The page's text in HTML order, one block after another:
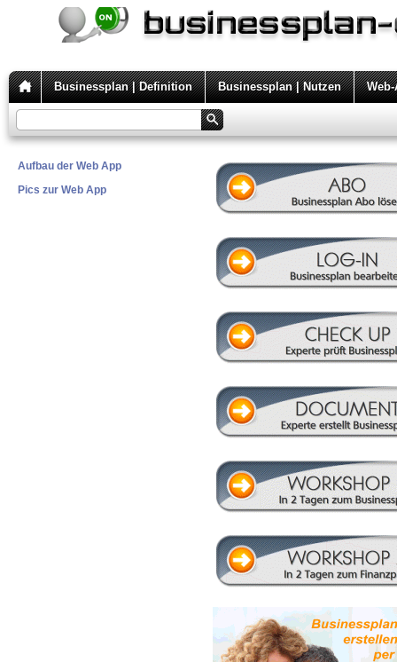
Businessplan | Definition Businessplan | Nutzen
Aufbau der Web App
Pics zur Web App